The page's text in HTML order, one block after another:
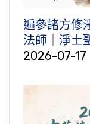
遍參諸方修
法師｜淨土
2026-07-17